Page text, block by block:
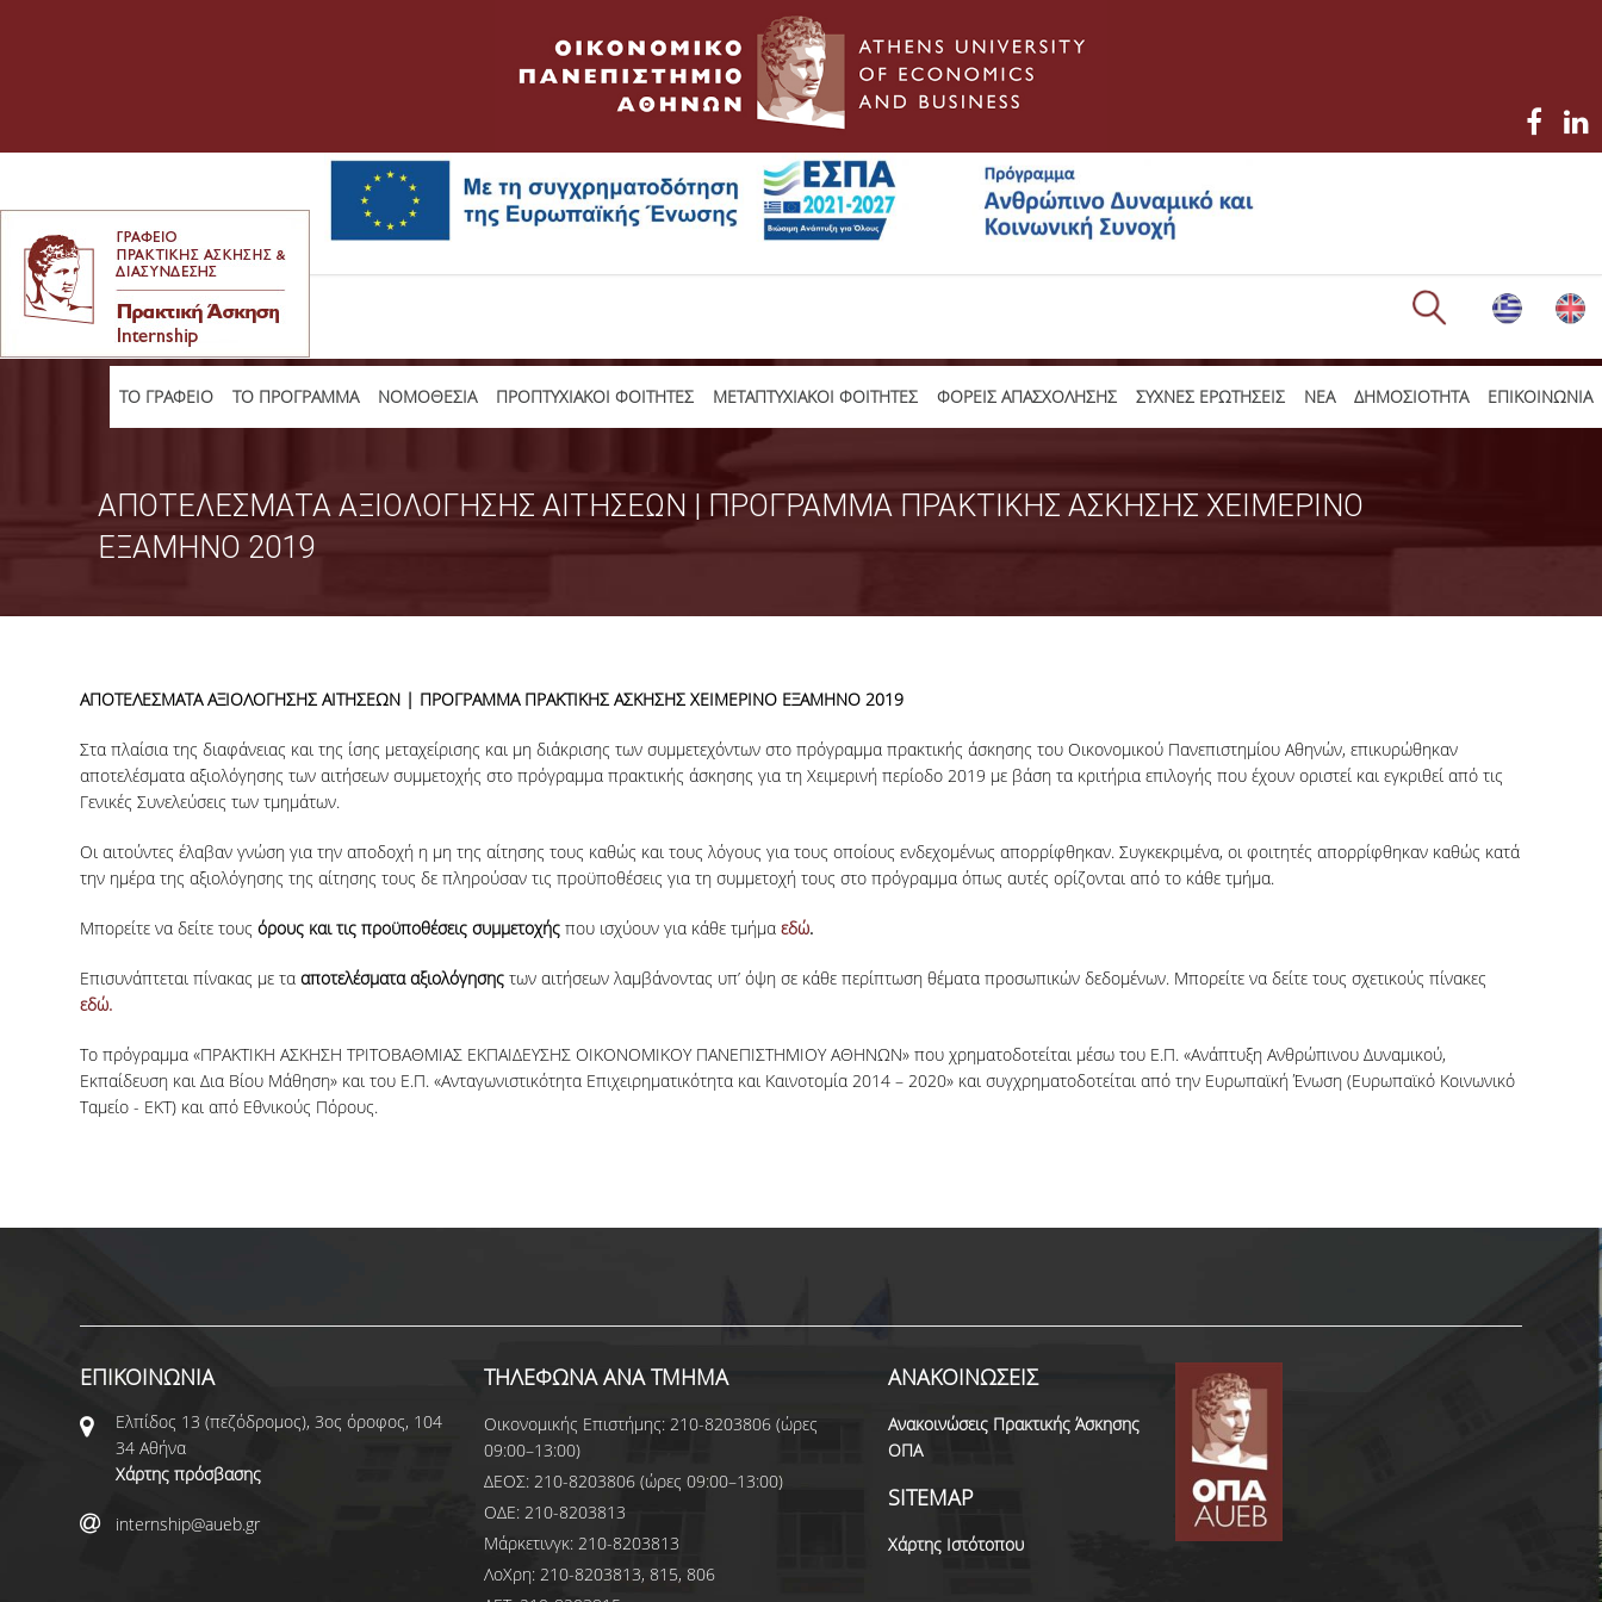
TO ΓΡΑΦΕΙΟ ΤΟ ΠΡΟΓΡΑΜΜΑ ΝΟΜΟΘΕΣΙΑ ΠΡΟΠΤΥΧΙΑΚΟΙ ΦΟΙΤΗΤΕΣ ΜΕΤΑΠΤΥΧΙΑΚΟΙ ΦΟΙΤΗΤΕΣ ΦΟΡΕΙΣ ΑΠΑΣΧΟΛΗΣΗΣ ΣΥΧΝΕΣ ΕΡΩΤΗΣΕΙΣ ΝΕΑ ΔΗΜΟΣΙΟΤΗΤΑ ΕΠΙΚΟΙΝΩΝΙΑ
ΑΠΟΤΕΛΕΣΜΑΤΑ ΑΞΙΟΛΟΓΗΣΗΣ ΑΙΤΗΣΕΩΝ | ΠΡΟΓΡΑΜΜΑ ΠΡΑΚΤΙΚΗΣ ΑΣΚΗΣΗΣ ΧΕΙΜΕΡΙΝΟ
ΕΞΑΜΗΝΟ 2019
ΑΠΟΤΕΛΕΣΜΑΤΑ ΑΞΙΟΛΟΓΗΣΗΣ ΑΙΤΗΣΕΩΝ | ΠΡΟΓΡΑΜΜΑ ΠΡΑΚΤΙΚΗΣ ΑΣΚΗΣΗΣ ΧΕΙΜΕΡΙΝΟ ΕΞΑΜΗΝΟ 2019
Στα πλαίσια της διαφάνειας και της ίσης μεταχείρισης και μη διάκρισης των συμμετεχόντων στο πρόγραμμα πρακτικής άσκησης του Οικονομικού Πανεπιστημίου Αθηνών, επικυρώθηκαν
αποτελέσματα αξιολόγησης των αιτήσεων συμμετοχής στο πρόγραμμα πρακτικής άσκησης για τη Χειμερινή περίοδο 2019 με βάση τα κριτήρια επιλογής που έχουν οριστεί και εγκριθεί από τις
Γενικές Συνελεύσεις των τμημάτων.
Οι αιτούντες έλαβαν γνώση για την αποδοχή η μη της αίτησης τους καθώς και τους λόγους για τους οποίους ενδεχομένως απορρίφθηκαν. Συγκεκριμένα, οι φοιτητές απορρίφθηκαν καθώς κατά
την ημέρα της αξιολόγησης της αίτησης τους δε πληρούσαν τις προϋποθέσεις για τη συμμετοχή τους στο πρόγραμμα όπως αυτές ορίζονται από το κάθε τμήμα.
Μπορείτε να δείτε τους όρους και τις προϋποθέσεις συμμετοχής που ισχύουν για κάθε τμήμαεδώ.
Επισυνάπτεται πίνακας με τααποτελέσματα αξιολόγησης των αιτήσεων λαμβάνοντας υπ’ όψη σε κάθε περίπτωση θέματα προσωπικών δεδομένων. Μπορείτε να δείτε τους σχετικούς πίνακες
εδώ.
Το πρόγραμμα «ΠΡΑΚΤΙΚΗ ΑΣΚΗΣΗ ΤΡΙΤΟΒΑΘΜΙΑΣ ΕΚΠΑΙΔΕΥΣΗΣ ΟΙΚΟΝΟΜΙΚΟΥ ΠΑΝΕΠΙΣΤΗΜΙΟΥ ΑΘΗΝΩΝ» που χρηματοδοτείται μέσω του Ε.Π. «Ανάπτυξη Ανθρώπινου Δυναμικού,
Εκπαίδευση και Δια Βίου Μάθηση» και του Ε.Π. «Ανταγωνιστικότητα Επιχειρηματικότητα και Καινοτομία 2014 – 2020» και συγχρηματοδοτείται από την Ευρωπαϊκή Ένωση (Ευρωπαϊκό Κοινωνικό
Ταμείο - ΕΚΤ) και από Εθνικούς Πόρους.
ΕΠΙΚΟΙΝΩΝΙΑ
Ελπίδος 13 (πεζόδρομος), 3ος όροφος, 104
34 Αθήνα
Χάρτης πρόσβασης
internship@aueb.gr
ΤΗΛΕΦΩΝΑ ΑΝΑ ΤΜΗΜΑ
Οικονομικής Επιστήμης: 210-8203806 (ώρες
09:00–13:00)
ΔΕΟΣ: 210-8203806 (ώρες 09:00–13:00)
ΟΔΕ: 210-8203813
Μάρκετινγκ: 210-8203813
ΛοΧρη: 210-8203813, 815, 806
ΑΝΑΚΟΙΝΩΣΕΙΣ
Ανακοινώσεις Πρακτικής Άσκησης
ΟΠΑ
SITEMAP
Χάρτης Ιστότοπου